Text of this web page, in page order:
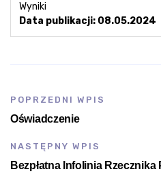
Wyniki
Data publikacji: 08.05.2024
POPRZEDNI WPIS
Oświadczenie
NASTĘPNY WPIS
Bezpłatna Infolinia Rzecznika